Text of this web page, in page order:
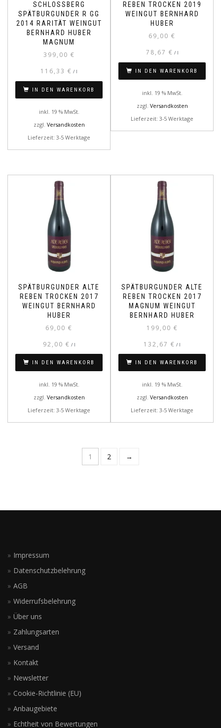
SCHLOSSBERG
SPÄTBURGUNDER R GG
2014 RARITÄT WEINGUT
BERNHARD HUBER
MAGNUM
399,00 €
116,33 € / l
IN DEN WARENKORB
inkl. 19 % MwSt.
zzgl. Versandkosten
Lieferzeit: 3-5 Werktage
REBEN TROCKEN 2019
WEINGUT BERNHARD
HUBER
69,00 €
78,67 € / l
IN DEN WARENKORB
inkl. 19 % MwSt.
zzgl. Versandkosten
Lieferzeit: 3-5 Werktage
SPÄTBURGUNDER ALTE
REBEN TROCKEN 2017
WEINGUT BERNHARD
HUBER
69,00 €
92,00 € / l
IN DEN WARENKORB
inkl. 19 % MwSt.
zzgl. Versandkosten
Lieferzeit: 3-5 Werktage
SPÄTBURGUNDER ALTE
REBEN TROCKEN 2017
MAGNUM WEINGUT
BERNHARD HUBER
199,00 €
132,67 € / l
IN DEN WARENKORB
inkl. 19 % MwSt.
zzgl. Versandkosten
Lieferzeit: 3-5 Werktage
1 2 →
Impressum
Datenschutzbelehrung
AGB
Widerrufsbelehrung
Über uns
Zahlungsarten
Versand
Kontakt
Newsletter
Cookie-Richtlinie (EU)
Anbaugebiete
Echtheit von Bewertungen